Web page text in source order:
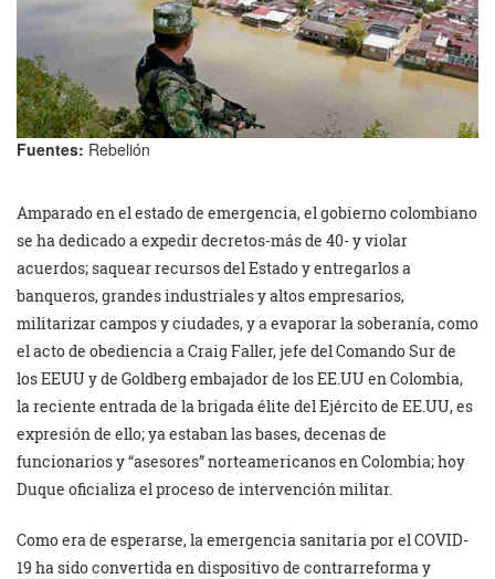
Fuentes: Rebelión
Amparado en el estado de emergencia, el gobierno colombiano
se ha dedicado a expedir decretos-más de 40- y violar
acuerdos; saquear recursos del Estado y entregarlos a
banqueros, grandes industriales y altos empresarios,
militarizar campos y ciudades, y a evaporar la soberanía, como
el acto de obediencia a Craig Faller, jefe del Comando Sur de
los EEUU y de Goldberg embajador de los EE.UU en Colombia,
la reciente entrada de la brigada élite del Ejército de EE.UU, es
expresión de ello; ya estaban las bases, decenas de
funcionarios y “asesores” norteamericanos en Colombia; hoy
Duque oficializa el proceso de intervención militar.
Como era de esperarse, la emergencia sanitaria por el COVID-
19 ha sido convertida en dispositivo de contrarreforma y